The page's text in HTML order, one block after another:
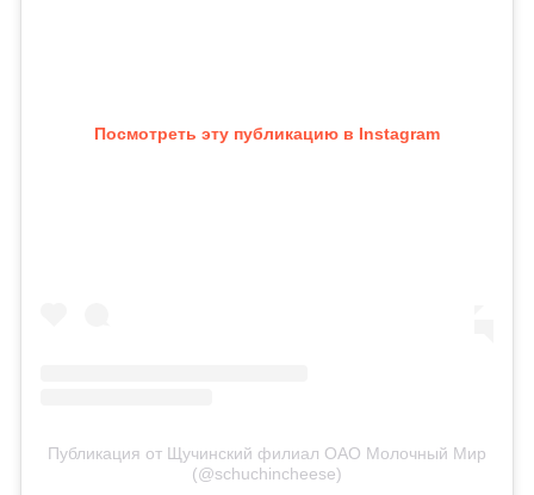
Посмотреть эту публикацию в Instagram
Публикация от Щучинский филиал ОАО Молочный Мир
(@schuchincheese)